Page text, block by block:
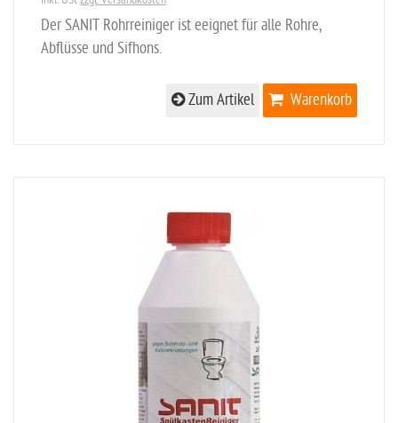
Der SANIT Rohrreiniger ist eeignet für alle Rohre,
Abflüsse und Sifhons.
Warenkorb
Zum Artikel